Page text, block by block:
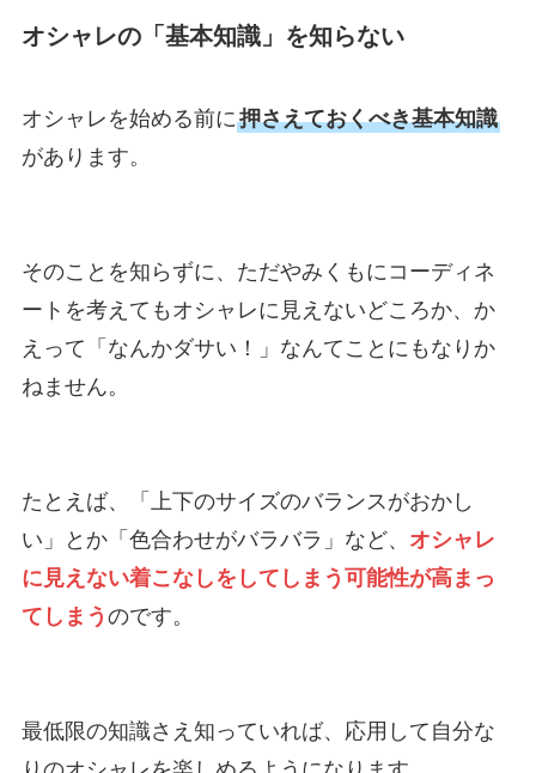
オシャレの「基本知識」を知らない
オシャレを始める前に押さえておくべき基本知識
があります。
そのことを知らずに、ただやみくもにコーディネ
ートを考えてもオシャレに見えないどころか、か
えって「なんかダサい！」なんてことにもなりか
ねません。
たとえば、「上下のサイズのバランスがおかし
い」とか「色合わせがバラバラ」など、 オシャレ
に見えない着こなしをしてしまう可能性が高まっ
てしまう のです。
最低限の知識さえ知っていれば、応用して自分な